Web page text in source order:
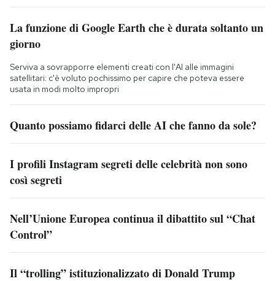
La funzione di Google Earth che è durata soltanto un
giorno
Serviva a sovrapporre elementi creati con l'AI alle immagini
satellitari: c'è voluto pochissimo per capire che poteva essere
usata in modi molto impropri
Quanto possiamo fidarci delle AI che fanno da sole?
I profili Instagram segreti delle celebrità non sono
così segreti
Nell’Unione Europea continua il dibattito sul “Chat
Control”
Il “trolling” istituzionalizzato di Donald Trump